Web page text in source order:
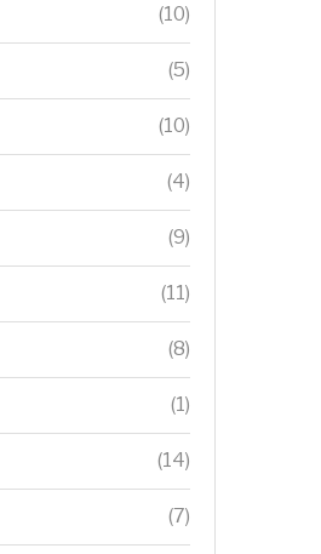
(10)
(5)
(10)
(4)
(9)
(11)
(8)
(1)
(14)
(7)